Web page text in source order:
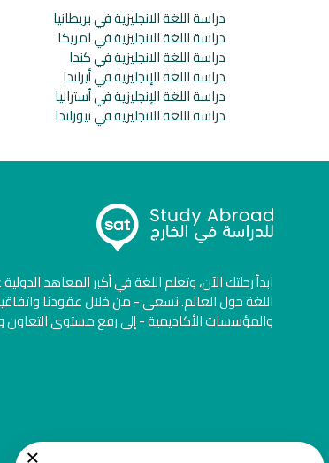
دراسة اللغة الانجليزية في بريطانيا
دراسة اللغة الانجليزية في امريكا
دراسة اللغة الانجليزية في كندا
دراسة اللغة الإنجليزية في أيرلندا
دراسة اللغة الإنجليزية في أستراليا
دراسة اللغة الانجليزية في نيوزلندا
ابدأ رحلتك الآن، وتعلم اللغة في أكبر المعاهد
اللغة حول العالم. نسعى - من خلال عقودنا
والمؤسسات الأكاديمية - إلى رفع مستوى التعاون